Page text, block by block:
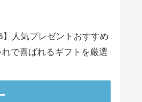
】人気プレゼントおすすめ
で喜ばれるギフトを厳選